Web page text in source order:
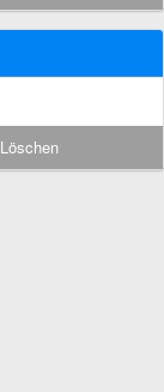
Löschen